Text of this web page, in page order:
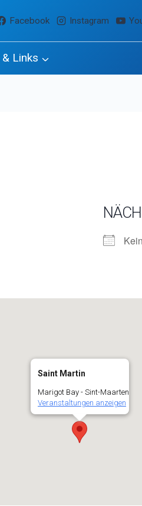
Facebook Instagram
Links
Saint Martin
Marigot Bay - Sint-Maarten
Veranstaltungen anzeigen